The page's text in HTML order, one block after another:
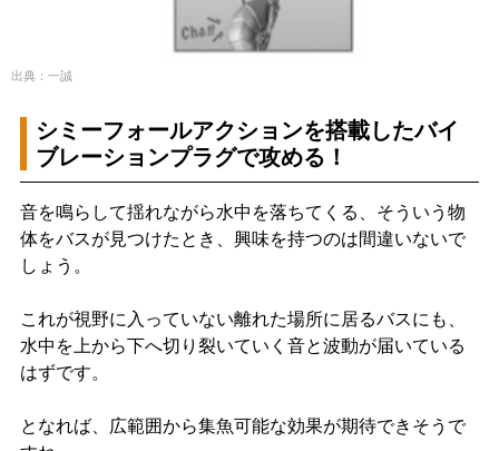
出典：一誠
シミーフォールアクションを搭載したバイ
ブレーションプラグで攻める！
音を鳴らして揺れながら水中を落ちてくる、そういう物
体をバスが見つけたとき、興味を持つのは間違いないで
しょう。
これが視野に入っていない離れた場所に居るバスにも、
水中を上から下へ切り裂いていく音と波動が届いている
はずです。
となれば、広範囲から集魚可能な効果が期待できそうで